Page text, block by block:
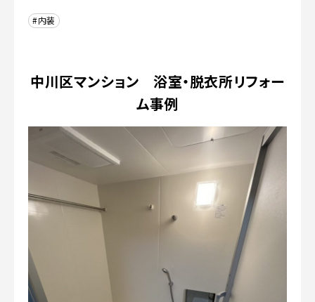
#内装
中川区マンション 浴室・脱衣所リフォー
ム事例